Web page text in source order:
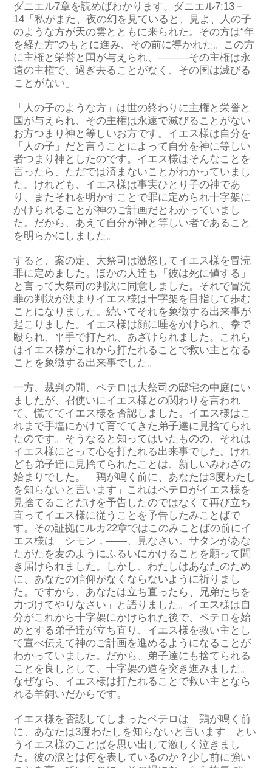
ダニエル7章を読めばわかります。ダニエル7:13－
14「私がまた、夜の幻を見ていると、見よ、人の子
のような方が天の雲とともに来られた。その方は“年
を経た方”のもとに進み、その前に導かれた。この方
に主権と栄誉と国が与えられ、―――その主権は永
遠の主権で、過ぎ去ることがなく、その国は滅びる
ことがない」
「人の子のような方」は世の終わりに主権と栄誉と
国が与えられ、その主権は永遠で滅びることがない
お方つまり神と等しいお方です。イエス様は自分を
「人の子」だと言うことによって自分を神に等しい
者つまり神としたのです。イエス様はそんなことを
言ったら、ただでは済まないことがわかっていまし
た。けれども、イエス様は事実ひとり子の神であ
り、またそれを明かすことで罪に定められ十字架に
かけられることが神のご計画だとわかっていまし
た。だから、あえて自分が神と等しい者であること
を明らかにしました。
すると、案の定、大祭司は激怒してイエス様を冒涜
罪に定めました。ほかの人達も「彼は死に値する」
と言って大祭司の判決に同意しました。それで冒涜
罪の判決が決まりイエス様は十字架を目指して歩む
ことになりました。続いてそれを象徴する出来事が
起こりました。イエス様は顔に唾をかけられ、拳で
殴られ、平手で打たれ、あざけられました。これら
はイエス様がこれから打たれることで救い主となる
ことを象徴する出来事でした。
一方、裁判の間、ペテロは大祭司の邸宅の中庭にい
ましたが、召使いにイエス様との関わりを言われ
て、慌ててイエス様を否認しました。イエス様はこ
れまで手塩にかけて育ててきた弟子達に見捨てられ
たのです。そうなると知ってはいたものの、それは
イエス様にとって心を打たれる出来事でした。けれ
ども弟子達に見捨てられたことは、新しいみわざの
始まりでした。「鶏が鳴く前に、あなたは3度わたし
を知らないと言います」これはペテロがイエス様を
見捨てることだけを予告したのではなくて再び立ち
直ってイエス様に従うことを予告したみことばで
す。その証拠にルカ22章ではこのみことばの前にイ
エス様は「シモン，――、見なさい。サタンがあな
たがたを麦のようにふるいにかけることを願って聞
き届けられました。しかし、わたしはあなたのため
に、あなたの信仰がなくならないように祈りまし
た。ですから、あなたは立ち直ったら、兄弟たちを
力づけてやりなさい」と語りました。イエス様は自
分がこれから十字架にかけられた後で、ペテロを始
めとする弟子達が立ち直り、イエス様を救い主とし
て宣べ伝えて神のご計画を進めるようになることが
わかっていました。だから、弟子達にも捨てられる
ことを良しとして、十字架の道を突き進みました。
なぜなら、イエス様は打たれることで救い主となら
れる羊飼いだからです。
イエス様を否認してしまったペテロは「鶏が鳴く前
に、あなたは3度わたしを知らないと言います」とい
うイエス様のことばを思い出して激しく泣きまし
た。彼の涙とは何を表しているのか？少し前に強い